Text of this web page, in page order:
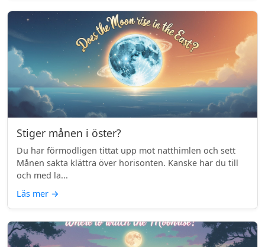
Stiger månen i öster?
Du har förmodligen tittat upp mot natthimlen och sett
Månen sakta klättra över horisonten. Kanske har du till
och med la...
Läs mer →